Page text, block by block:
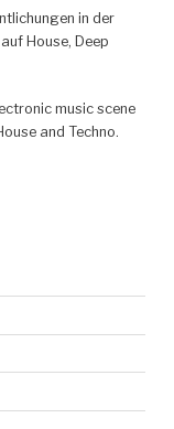
in der
House, Deep
music scene
and Techno.